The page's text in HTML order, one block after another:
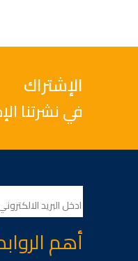
الإشتراك
في نشرتنا
أهم